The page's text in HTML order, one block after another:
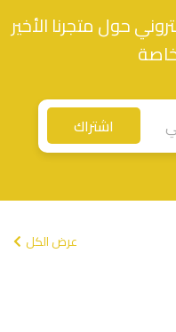
حول متجرنا الأخير
اشتراك
عرض الكل